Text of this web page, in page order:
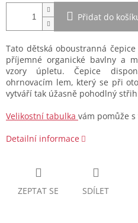
Přidat do
Tato dětská oboustranná
příjemné organické bavlny a
vzory úpletu. Čepice
ohrnovacím lem, který se při
vytváří tak úžasně pohodlný
Velikostní tabulka vám pomůže
Detailní informace
ZEPTAT SE SDÍLET